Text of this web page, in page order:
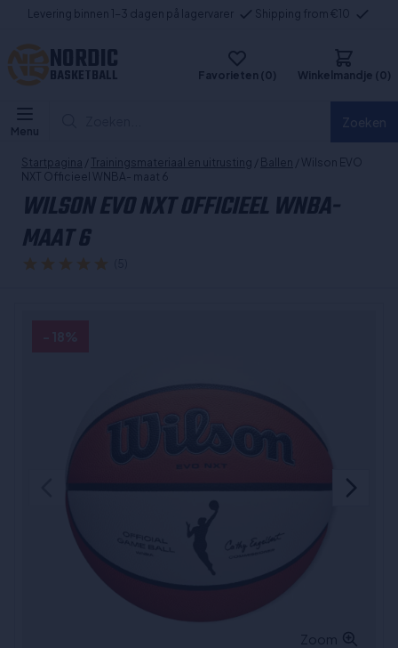
Levering binnen 1-3 dagen på lagervarer Shipping from €10
NORDIC
BASKETBALL Favorieten (0) Winkelmandje (0)
Menu
Startpagina / Trainingsmateriaal en uitrusting / Ballen / Wilson EVO
NXT Officieel WNBA- maat 6
WILSON EVO NXT OFFICIEEL WNBA-
MAAT 6
Zoom